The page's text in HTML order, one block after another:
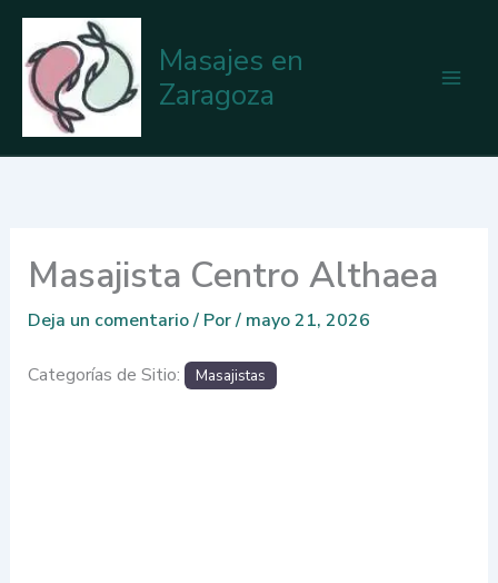
contenido
Masajes en
Zaragoza
Masajista Centro Althaea
Deja un comentario/ Por/ mayo 21, 2026
Categorías de Sitio: Masajistas